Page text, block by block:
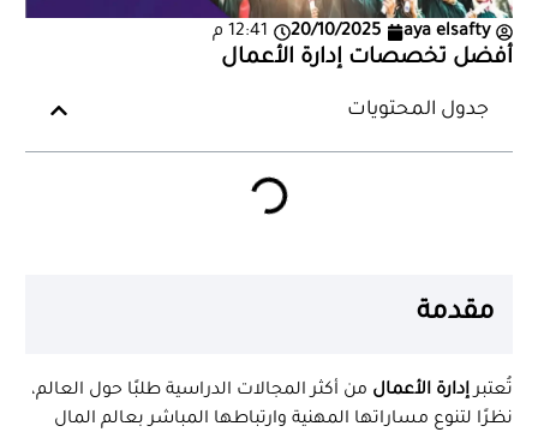
aya elsafty
20/10/2025 12:41 م
أفضل تخصصات إدارة الأعمال
جدول المحتويات
مقدمة
تُعتبرإدارة الأعمال من أكثر المجالات الدراسية طلبًا حول العالم،
نظرًا لتنوع مساراتها المهنية وارتباطها المباشر بعالم المال